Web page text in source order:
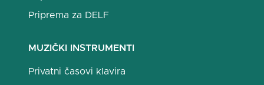
Priprema za DELF
MUZIČKI INSTRUMENTI
Privatni časovi klavira